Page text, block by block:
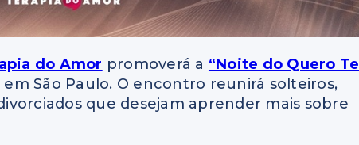
do Amor promoverá a “Noite do Quero Te
em São Paulo. O encontro reunirá solteiros,
que desejam aprender mais sobre